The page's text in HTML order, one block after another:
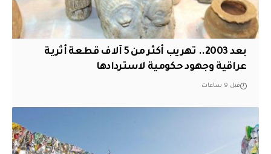
بعد 2003.. تهريب أكثر من 5 آلاف قطعة أثرية
عراقية وجهود حكومية لاستردادها
قبل 9 ساعات